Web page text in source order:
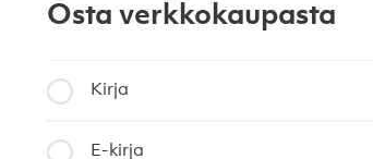
Osta verkkokaupasta
Kirja
E-kirja